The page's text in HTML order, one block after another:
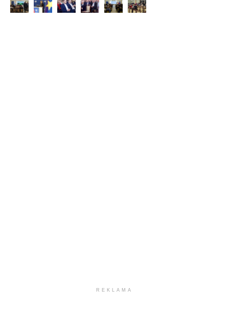
REKLAMA